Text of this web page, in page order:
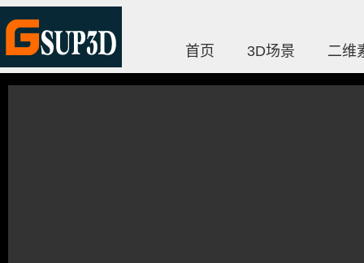
首页 3D场景 二维